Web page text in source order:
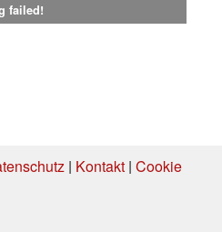
failed!
| Kontakt| Cookie